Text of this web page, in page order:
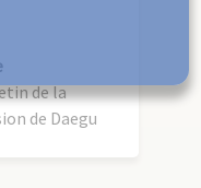
de la
de Daegu